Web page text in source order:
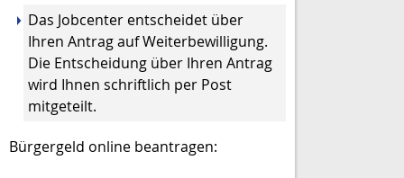
Das Jobcenter entscheidet über
Ihren Antrag auf Weiterbewilligung.
Die Entscheidung über Ihren Antrag
wird Ihnen schriftlich per Post
mitgeteilt.
Bürgergeld online beantragen: